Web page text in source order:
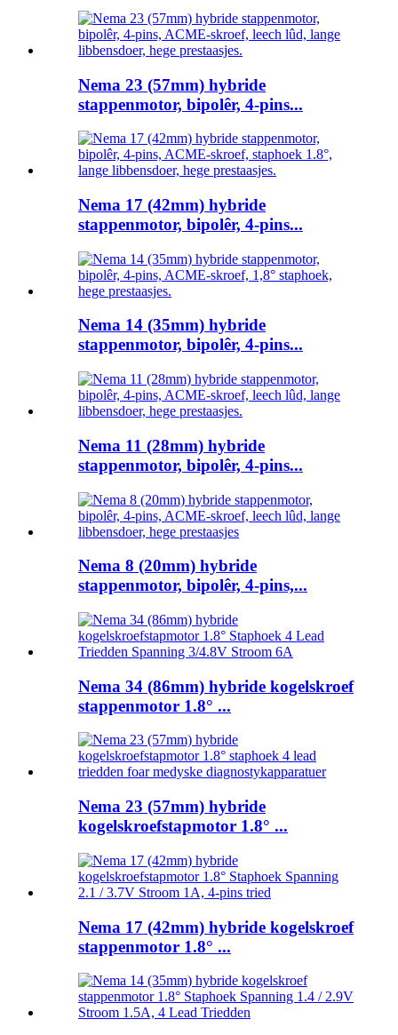
Nema 23 (57mm) hybride
stappenmotor, bipolêr, 4-pins...
Nema 17 (42mm) hybride
stappenmotor, bipolêr, 4-pins...
Nema 14 (35mm) hybride
stappenmotor, bipolêr, 4-pins...
Nema 11 (28mm) hybride
stappenmotor, bipolêr, 4-pins...
Nema 8 (20mm) hybride
stappenmotor, bipolêr, 4-pins,...
Nema 34 (86mm) hybride kogelskroef
stappenmotor 1.8° ...
Nema 23 (57mm) hybride
kogelskroefstapmotor 1.8° ...
Nema 17 (42mm) hybride kogelskroef
stappenmotor 1.8° ...